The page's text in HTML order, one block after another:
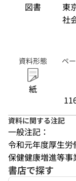
図書
東
社
資料形態
紙
ペ
資料に関する注記
一般注記：
令和元年度厚生
保健健康増進等事
書店で探す